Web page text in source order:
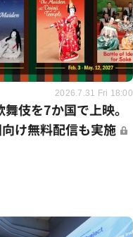
2026.7.31 Fri 18:00
伎を7か国で上映。
け無料配信も実施